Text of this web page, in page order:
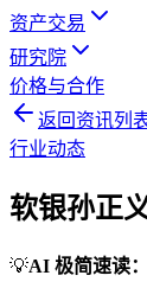
资产交易
研究院
价格与合作
返回资讯列
行业动态
软银孙正
💡AI 极简速读：